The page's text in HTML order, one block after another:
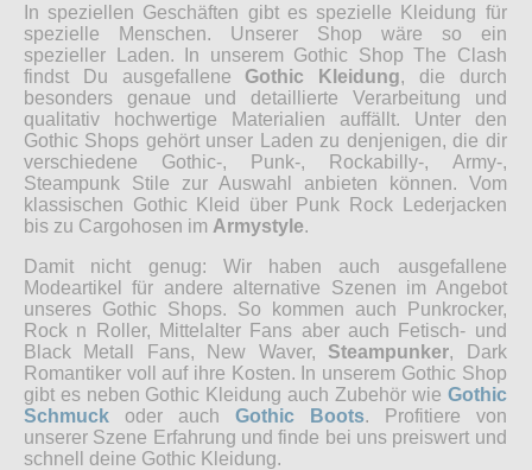
In speziellen Geschäften gibt es spezielle Kleidung für
spezielle Menschen. Unserer Shop wäre so ein
spezieller Laden. In unserem Gothic Shop The Clash
findst Du ausgefallene Gothic Kleidung, die durch
besonders genaue und detaillierte Verarbeitung und
qualitativ hochwertige Materialien auffällt. Unter den
Gothic Shops gehört unser Laden zu denjenigen, die dir
verschiedene Gothic-, Punk-, Rockabilly-, Army-,
Steampunk Stile zur Auswahl anbieten können. Vom
klassischen Gothic Kleid über Punk Rock Lederjacken
bis zu Cargohosen im Armystyle.
Damit nicht genug: Wir haben auch ausgefallene
Modeartikel für andere alternative Szenen im Angebot
unseres Gothic Shops. So kommen auch Punkrocker,
Rock n Roller, Mittelalter Fans aber auch Fetisch- und
Black Metall Fans, New Waver, Steampunker, Dark
Romantiker voll auf ihre Kosten. In unserem Gothic Shop
gibt es neben Gothic Kleidung auch Zubehör wie Gothic
Schmuck oder auch Gothic Boots. Profitiere von
unserer Szene Erfahrung und finde bei uns preiswert und
schnell deine Gothic Kleidung.